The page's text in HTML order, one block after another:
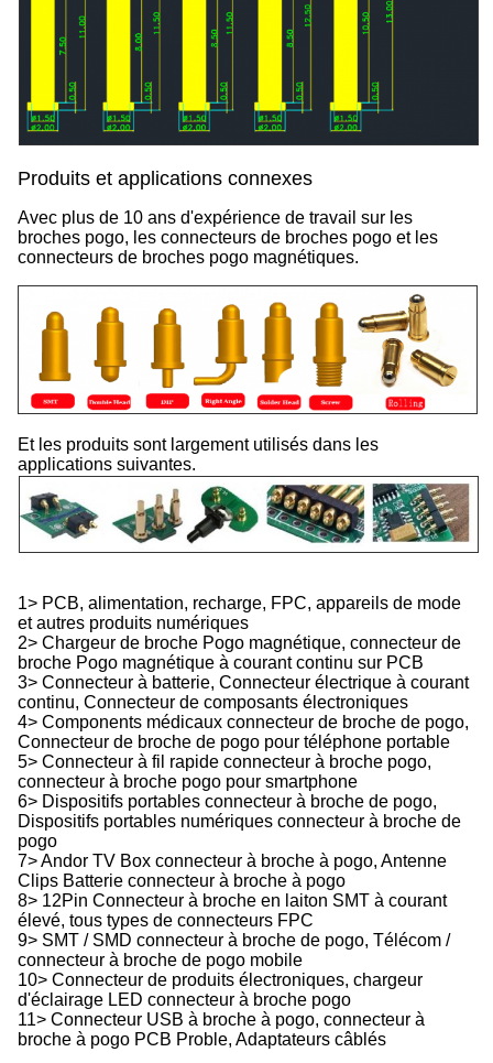
Produits et applications connexes
Avec plus de 10 ans d'expérience de travail sur les
broches pogo, les connecteurs de broches pogo et les
connecteurs de broches pogo magnétiques.
Et les produits sont largement utilisés dans les
applications suivantes.
1> PCB, alimentation, recharge, FPC, appareils de mode
et autres produits numériques
2> Chargeur de broche Pogo magnétique, connecteur de
broche Pogo magnétique à courant continu sur PCB
3> Connecteur à batterie, Connecteur électrique à courant
continu, Connecteur de composants électroniques
4> Components médicaux connecteur de broche de pogo,
Connecteur de broche de pogo pour téléphone portable
5> Connecteur à fil rapide connecteur à broche pogo,
connecteur à broche pogo pour smartphone
6> Dispositifs portables connecteur à broche de pogo,
Dispositifs portables numériques connecteur à broche de
pogo
7> Andor TV Box connecteur à broche à pogo, Antenne
Clips Batterie connecteur à broche à pogo
8> 12Pin Connecteur à broche en laiton SMT à courant
élevé, tous types de connecteurs FPC
9> SMT / SMD connecteur à broche de pogo, Télécom /
connecteur à broche de pogo mobile
10> Connecteur de produits électroniques, chargeur
d'éclairage LED connecteur à broche pogo
11> Connecteur USB à broche à pogo, connecteur à
broche à pogo PCB Proble, Adaptateurs câblés